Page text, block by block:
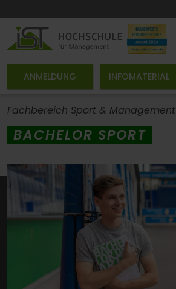
ANMELDUNG INFOMATERIAL
Fachbereich Sport & Management
BACHELOR SPORT